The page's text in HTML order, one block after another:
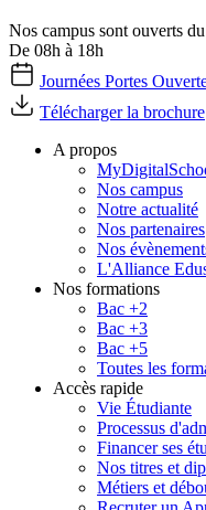
Nos campus sont ouverts
De 08h à 18h
Journées Portes
Télécharger la brochure
A propos
Nos campus
Notre actualité
Nos partenaires
Nos
L'Alliance
Nos formations
Bac +2
Bac +3
Bac +5
Toutes les
Accès rapide
Vie Étudiante
Processus
Financer ses
Nos titres et
Métiers et